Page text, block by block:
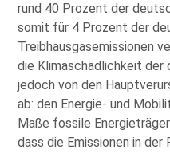
rund 40 Prozent der
somit für 4 Prozent der
Treibhausgasemissionen
die Klimaschädlichkeit der
jedoch von den
ab: den Energie- und
Maße fossile
dass die Emissionen in